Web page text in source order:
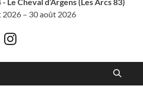
2026 – 30 août 2026